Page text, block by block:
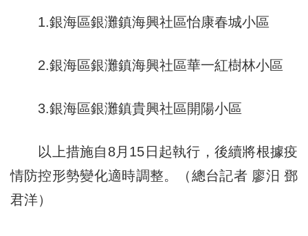
1.銀海區銀灘鎮海興社區怡康春城小區
2.銀海區銀灘鎮海興社區華一紅樹林小區
3.銀海區銀灘鎮貴興社區開陽小區
以上措施自8月15日起執行，後續將根據疫
情防控形勢變化適時調整。（總台記者 廖汨 鄧
君洋）